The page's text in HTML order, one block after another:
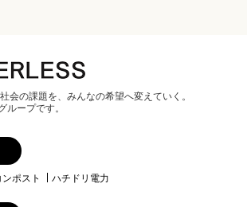
会の課題を、みんなの希望へ変えていく。
ープです。
ポスト ハチドリ電力